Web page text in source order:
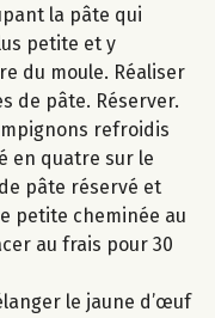
la pâte qui
petite et y
du moule. Réaliser
de pâte. Réserver.
refroidis
en quatre sur le
pâte réservé et
petite cheminée au
au frais pour 30
le jaune d’œuf